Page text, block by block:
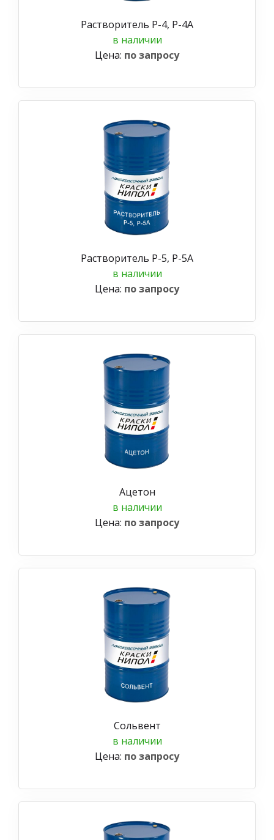
Растворитель Р-4, Р-4А
в наличии
Цена: по запросу
Растворитель Р-5, Р-5А
в наличии
Цена: по запросу
Ацетон
в наличии
Цена: по запросу
Сольвент
в наличии
Цена: по запросу